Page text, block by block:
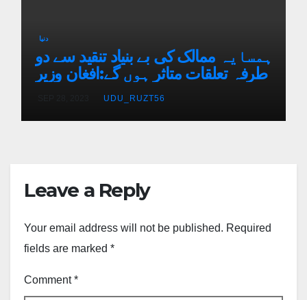
دنیا
ہمسایہ ممالک کی بے بنیاد تنقید سے دو
طرفہ تعلقات متاثر ہوں گے:افغان وزیر
UDU_RUZT56
Leave a Reply
Your email address will not be published. Required
fields are marked *
Comment*